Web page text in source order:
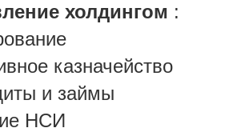
холдингом :
казначейство
и займы
НСИ